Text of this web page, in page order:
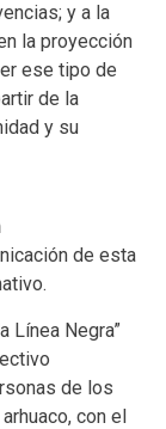
y a la
la proyección
ese tipo de
de la
y su
de esta
Línea Negra”
de los
con el